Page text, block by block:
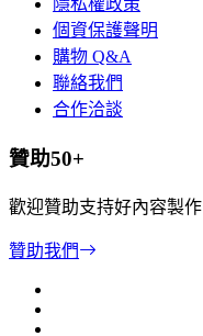
隱私權政策
個資保護聲明
購物 Q&A
聯絡我們
合作洽談
贊助50+
歡迎贊助支持好內容製作
贊助我們